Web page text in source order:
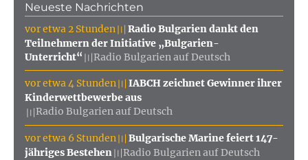
Neueste Nachrichten
vor etwa 2 Stunden〣 Radio Bulgarien dankt den
Teilnehmern der Initiative „Bulgarien-
Unterricht“ 〣Radio Bulgarien auf Deutsch
vor etwa 4 Stunden〣 IABCH zeichnet Gewinner ihrer
Kinderwettbewerbe aus
〣Radio Bulgarien auf Deutsch
vor etwa 6 Stunden 〣 Bulgarische Marine feiert 147-
jähriges Bestehen〣Radio Bulgarien auf Deutsch